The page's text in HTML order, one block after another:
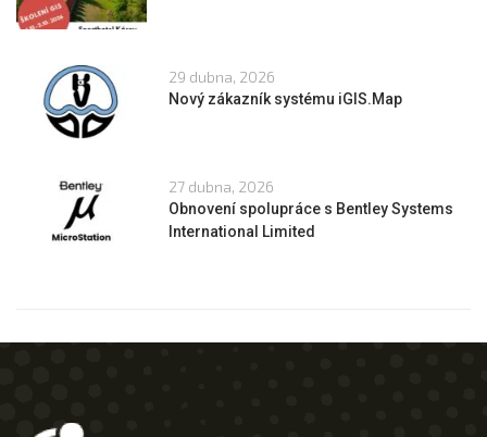
29 dubna, 2026
Nový zákazník systému iGIS.Map
27 dubna, 2026
Obnovení spolupráce s Bentley Systems
International Limited